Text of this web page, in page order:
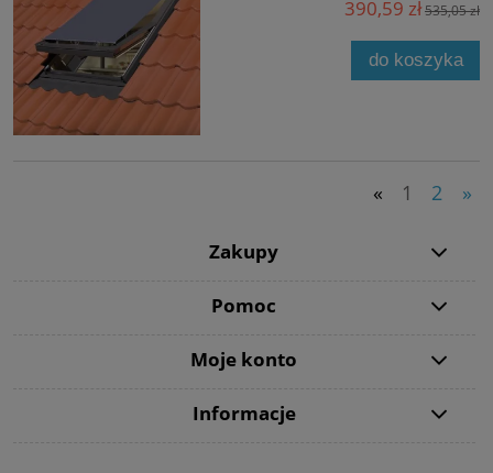
390,59 zł535,05 zł
do koszyka
« 1 2 »
Zakupy
Pomoc
Moje konto
Informacje